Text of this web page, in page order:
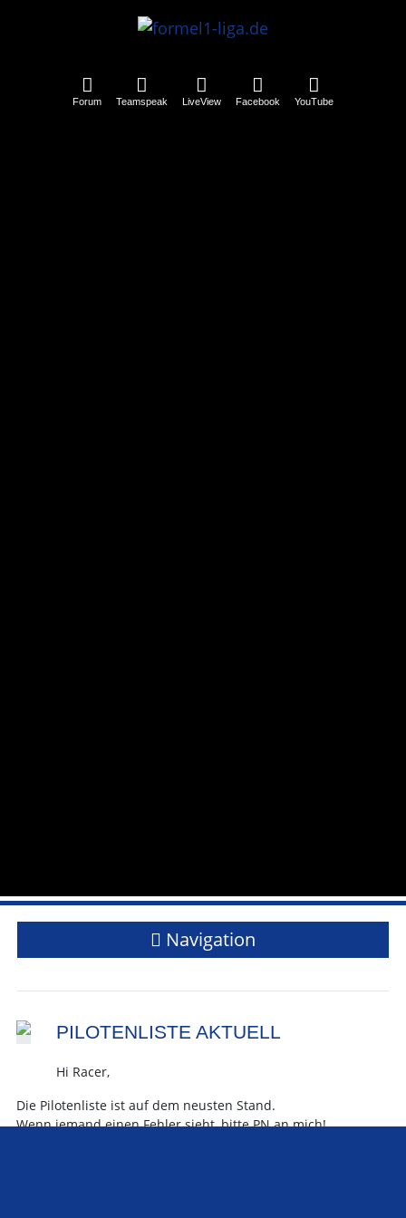
Forum Teamspeak LiveView Facebook YouTube
Navigation
PILOTENLISTE AKTUELL
Hi Racer,
Die Pilotenliste ist auf dem neusten Stand.
Wenn jemand einen Fehler sieht, bitte PN an mich!